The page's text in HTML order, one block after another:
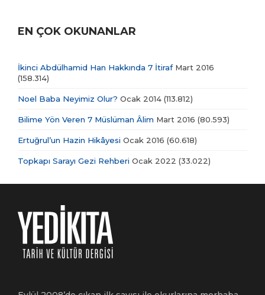
EN ÇOK OKUNANLAR
İkinci Abdülhamid Han Hakkında 7 İtirafMart 2016
(158.314)
Noel Baba Neyimiz Olur? Ocak 2014 (113.812)
Bilime Yön Veren 7 Müslüman Âlim Mart 2016 (80.593)
Ertuğrul’un Hazin Hikâyesi Ocak 2016 (60.618)
Topkapı Sarayı Gezi Rehberi Ocak 2022 (33.022)